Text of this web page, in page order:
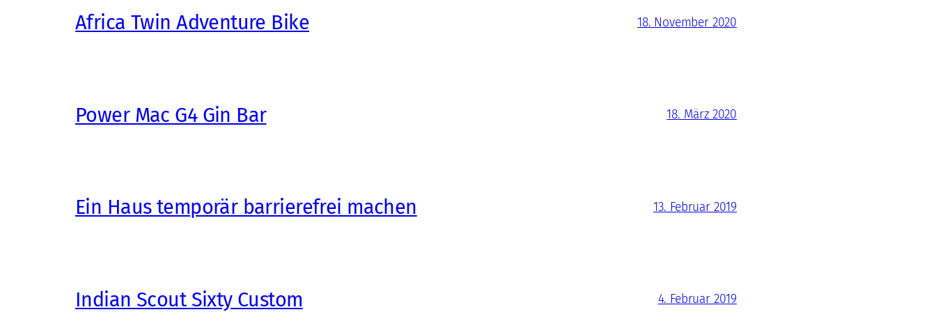
Africa Twin Adventure Bike 18. November 2020
Power Mac G4 Gin Bar 18. März 2020
Ein Haus temporär barrierefrei machen 13. Februar 2019
Indian Scout Sixty Custom 4. Februar 2019